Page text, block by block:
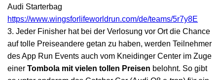
Audi Starterbag
https://www.wingsforlifeworldrun.com/de/teams/5r7y8E
3. Jeder Finisher hat bei der Verlosung vor Ort die Chance
auf tolle Preiseandere getan zu haben, werden Teilnehmer
des App Run Events auch vom Kneidinger Center im Zuge
einer Tombola mit vielen tollen Preisen belohnt. So gibt